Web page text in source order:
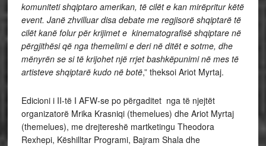
komuniteti shqiptaro amerikan, të cilët e kan mirëpritur këtë
event. Janë zhvilluar disa debate me regjisorë shqiptarë të
cilët kanë folur për krijimet e kinematografisë shqiptare në
përgjithësi që nga themelimi e deri në ditët e sotme, dhe
mënyrën se si të krijohet një rrjet bashkëpunimi në mes të
artisteve shqiptarë kudo në botë,” theksoi Ariot Myrtaj.
Edicioni i II-të I AFW-se po përgaditet nga të njejtët
organizatorë Mrika Krasniqi (themelues) dhe Ariot Myrtaj
(themelues), me drejtereshë martketingu Theodora
Rexhepi, Këshilltar Programi, Bajram Shala dhe